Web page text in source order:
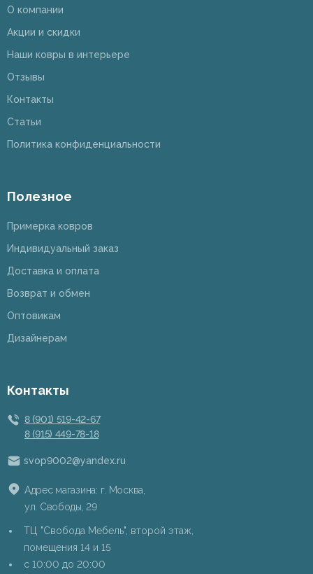
О компании
Акции и скидки
Наши ковры в интерьере
Отзывы
Контакты
Статьи
Политика конфиденциальности
Полезное
Примерка ковров
Индивидуальный заказ
Доставка и оплата
Возврат и обмен
Оптовикам
Дизайнерам
Контакты
8 (901) 519-42-67
8 (915) 449-78-18
svop9002@yandex.ru
Адрес магазина: г. Москва,
ул. Свободы, 29
ТЦ "Свобода Мебель", второй этаж,
помещения 14 и 15
c 10:00 до 20:00